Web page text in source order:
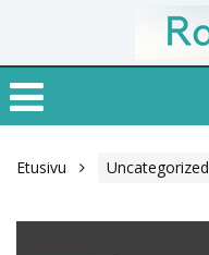
Etusivu Uncategorized